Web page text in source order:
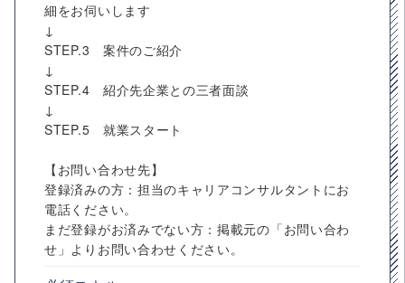
細をお伺いします
↓
STEP.3 案件のご紹介
↓
STEP.4 紹介先企業との三者面談
↓
STEP.5 就業スタート
【お問い合わせ先】
登録済みの方：担当のキャリアコンサルタントにお
電話ください。
まだ登録がお済みでない方：掲載元の「お問い合わ
せ」よりお問い合わせください。